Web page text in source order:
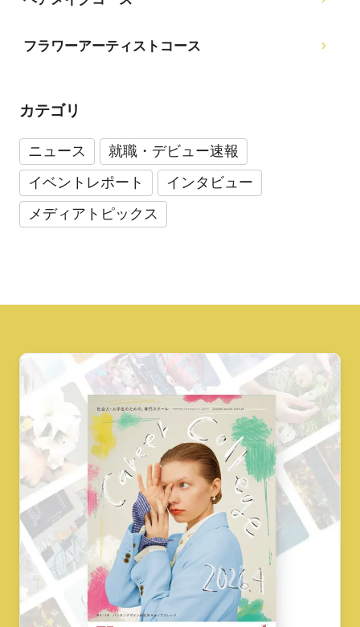
フラワーアーティストコース
カテゴリ
ニュース
就職・デビュー速報
イベントレポート
インタビュー
メディアトピックス